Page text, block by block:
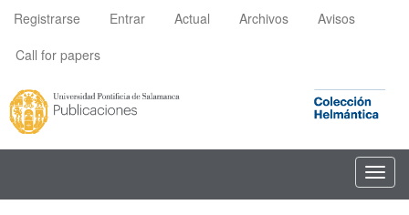
principal
principal
lateral
Registrarse Entrar Actual Archivos
Avisos
Call for papers